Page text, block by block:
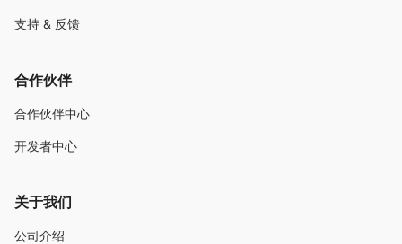
支持 & 反馈
合作伙伴
合作伙伴中心
开发者中心
关于我们
公司介绍